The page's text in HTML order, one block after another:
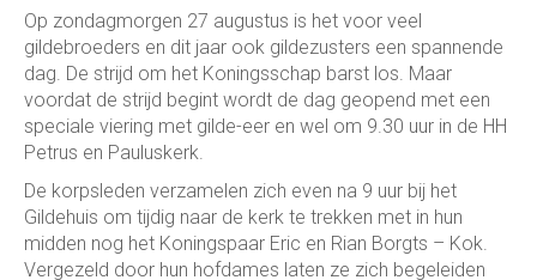
Op zondagmorgen 27 augustus is het voor veel
gildebroeders en dit jaar ook gildezusters een spannende
dag. De strijd om het Koningsschap barst los. Maar
voordat de strijd begint wordt de dag geopend met een
speciale viering met gilde-eer en wel om 9.30 uur in de HH
Petrus en Pauluskerk.
De korpsleden verzamelen zich even na 9 uur bij het
Gildehuis om tijdig naar de kerk te trekken met in hun
midden nog het Koningspaar Eric en Rian Borgts – Kok.
Vergezeld door hun hofdames laten ze zich begeleiden